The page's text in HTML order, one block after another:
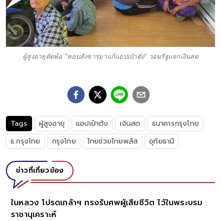
ผู้สูงอายุตัดพ้อ "หอบสังขารมาแก้แอปเป๋าตัง" วอนรัฐแจกเงินสด
Tags ผู้สูงอายุ แอปเป๋าตัง เงินสด
ธนาคารกรุงไทย
ธ.กรุงไทย
กรุงไทย ไทยช่วยไทยพลัส อุทัยธานี
ข่าวที่เกี่ยวข้อง
ในหลวง โปรดเกล้าฯ ทรงรับศพผู้เสียชีวิต ไว้ในพระบรม
ราชานุเคราะห์